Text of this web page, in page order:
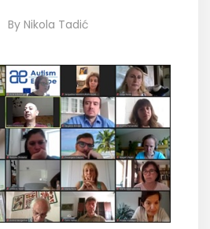
By Nikola Tadić